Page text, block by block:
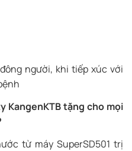
người, khi tiếp xúc với
KangenKTB tặng cho mọi
từ máy SuperSD501 trị